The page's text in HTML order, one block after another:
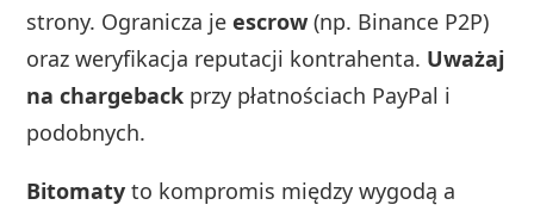
strony. Ogranicza jeescrow (np. Binance P2P)
oraz weryfikacja reputacji kontrahenta. Uważaj
na chargeback przy płatnościach PayPal i
podobnych.
Bitomaty to kompromis między wygodą a